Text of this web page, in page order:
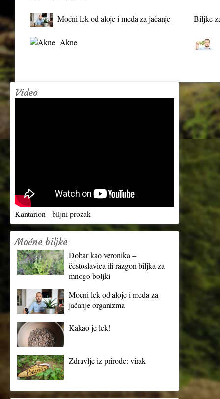
Moćni lek od aloje i meda za jačanje
Biljke
Akne
Video
Kantarion - biljni prozak
Moćne biljke
Dobar kao veronika –
čestoslavica ili razgon biljka za
mnogo boljki
Moćni lek od aloje i meda za
jačanje organizma
Kakao je lek!
Zdravlje iz prirode: virak